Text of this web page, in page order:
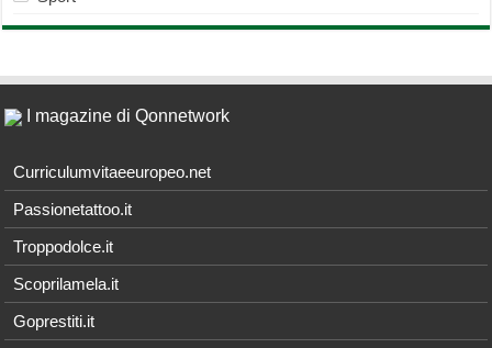
I magazine di Qonnetwork
Curriculumvitaeeuropeo.net
Passionetattoo.it
Troppodolce.it
Scoprilamela.it
Goprestiti.it